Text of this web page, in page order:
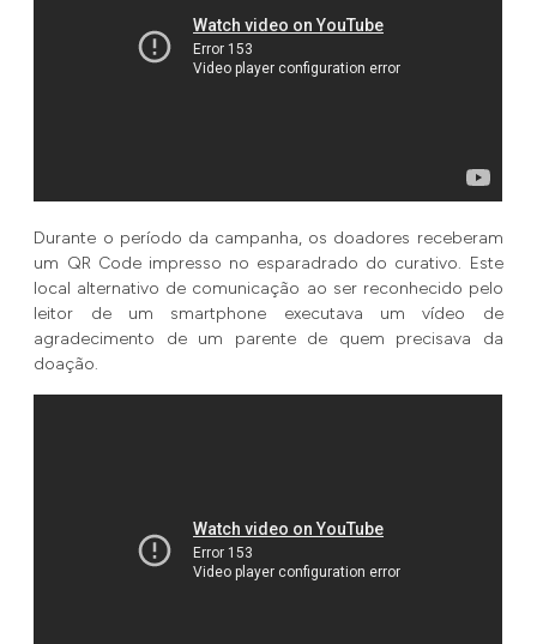
Durante o período da campanha, os doadores receberam
um QR Code impresso no esparadrado do curativo. Este
local alternativo de comunicação ao ser reconhecido pelo
leitor de um smartphone executava um vídeo de
agradecimento de um parente de quem precisava da
doação.